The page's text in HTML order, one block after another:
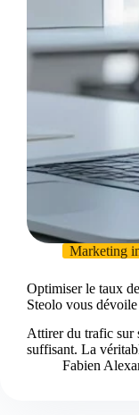
Marketing
Optimiser le taux
Steolo vous
Attirer du trafic sur
suffisant. La
Fabien